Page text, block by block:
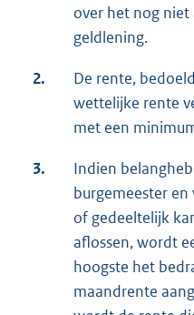
over het nog niet
geldlening.
2.
De rente,
wettelijke rente
met een
3.
Indien
burgemeester
of gedeeltelijk
aflossen, wordt
hoogste het
maandrente